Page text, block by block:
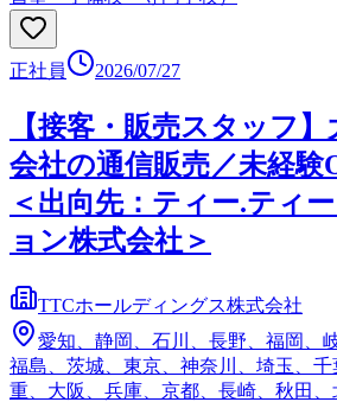
正社員 2026/07/27
【接客・販売スタッフ
会社の通信販売／未経験
＜出向先：ティー.ティ
ョン株式会社＞
TTCホールディングス株式会社
愛知、静岡、石川、長野、福岡、
福島、茨城、東京、神奈川、埼玉、
重、大阪、兵庫、京都、長崎、秋田、